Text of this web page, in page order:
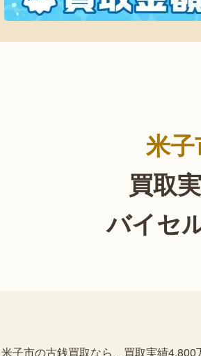
米
買取
バイセ
米子市の古銭買取なら、買取実績